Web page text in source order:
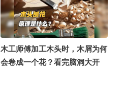
@手作狐 #手作星球开放登陆
木工师傅加工木头时，木屑为何
会卷成一个花？看完脑洞大开